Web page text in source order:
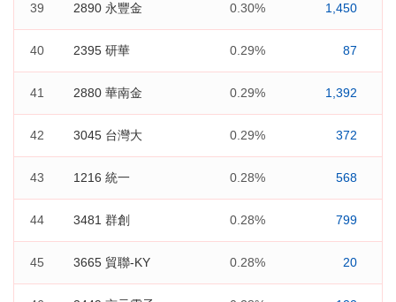
39 2890 永豐金 0.30% 1,450
40 2395 研華 0.29% 87
41 2880 華南金 0.29% 1,392
42 3045 台灣大 0.29% 372
43 1216 統一 0.28% 568
44 3481 群創 0.28% 799
45 3665 貿聯-KY 0.28% 20